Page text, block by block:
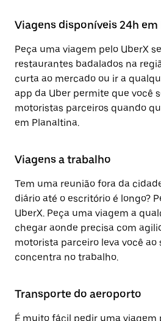
Viagens disponíveis 24h
Peça uma viagem pelo UberX
restaurantes badalados na
curta ao mercado ou ir a
app da Uber permite que você
motoristas parceiros quando
em Planaltina.
Viagens a trabalho
Tem uma reunião fora da
diário até o escritório é longo?
UberX. Peça uma viagem a
chegar aonde precisa com
motorista parceiro leva você ao
concentra no trabalho.
Transporte do aeroporto
É muito fácil pedir uma viagem